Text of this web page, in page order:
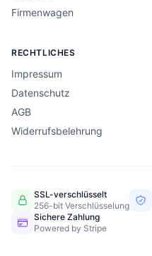
Firmenwagen
RECHTLICHES
Impressum
Datenschutz
AGB
Widerrufsbelehrung
SSL-verschlüsselt
256-bit Verschlüsselung
Sichere Zahlung
Powered by Stripe